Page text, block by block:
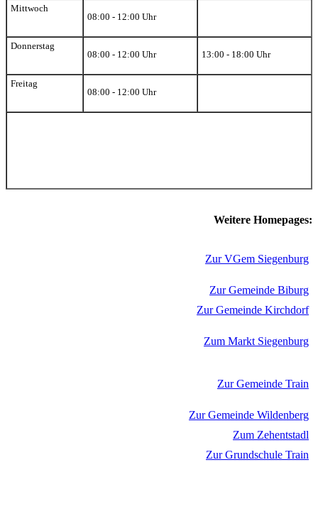
Mittwoch
08:00 - 12:00 Uhr
Donnerstag
08:00 - 12:00 Uhr
13:00 - 18:00 Uhr
Freitag
08:00 - 12:00 Uhr
Weitere Homepages:
Zur VGem Siegenburg
Zur Gemeinde Biburg
Zur Gemeinde Kirchdorf
Zum Markt Siegenburg
Zur Gemeinde Train
Zur Gemeinde Wildenberg
Zum Zehentstadl
Zur Grundschule Train